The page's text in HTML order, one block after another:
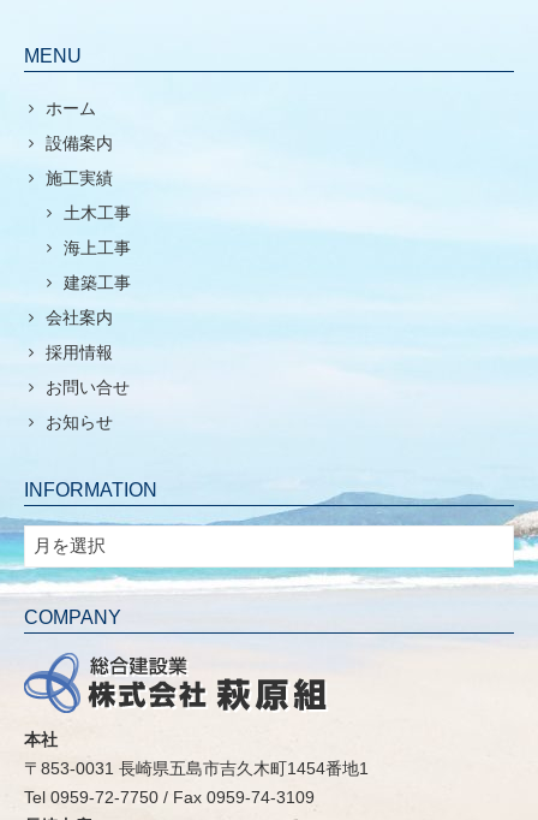
MENU
ホーム
設備案内
施工実績
土木工事
海上工事
建築工事
会社案内
採用情報
お問い合せ
お知らせ
INFORMATION
INFORMATION
COMPANY
本社
〒853-0031 長崎県五島市吉久木町1454番地1
Tel 0959-72-7750 / Fax 0959-74-3109